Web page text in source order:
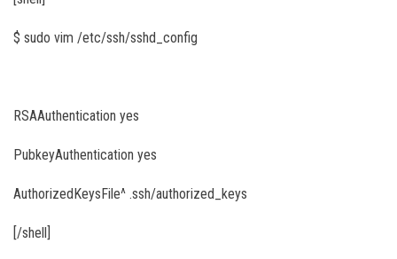
$ sudo vim /etc/ssh/sshd_config
RSAAuthentication yes
PubkeyAuthentication yes
AuthorizedKeysFile^ .ssh/authorized_keys
[/shell]